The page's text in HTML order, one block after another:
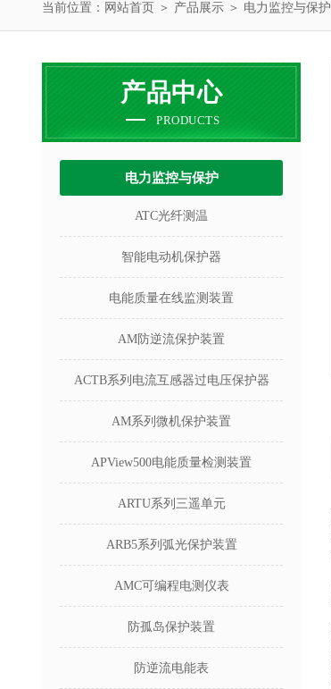
当前位置： 网站首页 ＞ 产品展示 ＞ 电力监控与保护
产品中心
PRODUCTS
电力监控与保护
ATC光纤测温
智能电动机保护器
电能质量在线监测装置
AM防逆流保护装置
ACTB系列电流互感器过电压保护器
AM系列微机保护装置
APView500电能质量检测装置
ARTU系列三遥单元
ARB5系列弧光保护装置
AMC可编程电测仪表
防孤岛保护装置
防逆流电能表